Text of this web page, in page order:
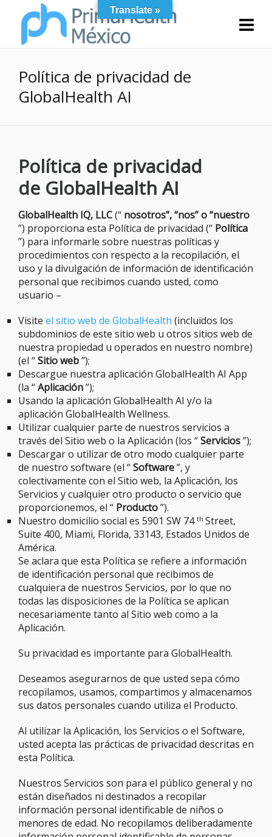
Política de privacidad de
GlobalHealth AI
Política de privacidad
de GlobalHealth AI
GlobalHealth IQ, LLC(“ nosotros”, “nos” o “nuestro
”) proporciona esta Política de privacidad (“ Política
”) para informarle sobre nuestras políticas y
procedimientos con respecto a la recopilación, el
uso y la divulgación de información de identificación
personal que recibimos cuando usted, como
usuario –
Visite el sitio web de GlobalHealth (incluidos los
subdominios de este sitio web u otros sitios web de
nuestra propiedad u operados en nuestro nombre)
(el “Sitio web”);
Descargue nuestra aplicación GlobalHealth AI App
(la “Aplicación”);
Usando la aplicación GlobalHealth AI y/o la
aplicación GlobalHealth Wellness.
Utilizar cualquier parte de nuestros servicios a
través del Sitio web o la Aplicación (los “Servicios”);
Descargar o utilizar de otro modo cualquier parte
de nuestro software (el “Software”, y
colectivamente con el Sitio web, la Aplicación, los
Servicios y cualquier otro producto o servicio que
proporcionemos, el “ Producto”).
Nuestro domicilio social es 5901 SW 74 th Street,
Suite 400, Miami, Florida, 33143, Estados Unidos de
América.
Se aclara que esta Política se refiere a información
de identificación personal que recibimos de
cualquiera de nuestros Servicios, por lo que no
todas las disposiciones de la Política se aplican
necesariamente tanto al Sitio web como a la
Aplicación.
Su privacidad es importante para GlobalHealth.
Deseamos asegurarnos de que usted sepa cómo
recopilamos, usamos, compartimos y almacenamos
sus datos personales cuando utiliza el Producto.
Al utilizar la Aplicación, los Servicios o el Software,
usted acepta las prácticas de privacidad descritas en
esta Política.
Nuestros Servicios son para el público general y no
están diseñados ni destinados a recopilar
información personal identificable de niños o
menores de edad. No recopilamos deliberadamente
Translate »